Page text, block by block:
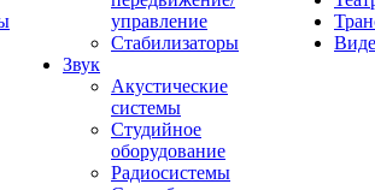
управление
Стабилизаторы
Звук
Акустические
системы
Студийное
оборудование
Радиосистемы